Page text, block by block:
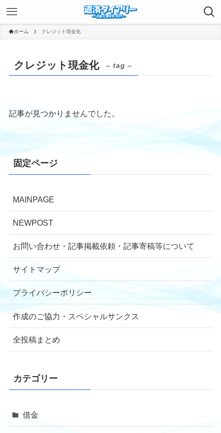
ホーム クレジット現金化
クレジット現金化 – tag –
記事が見つかりませんでした。
固定ページ
MAINPAGE
NEWPOST
お問い合わせ・記事掲載依頼・記事寄稿等について
サイトマップ
プライバシーポリシー
作成のご協力・スペシャルサンクス
全投稿まとめ
カテゴリー
借金